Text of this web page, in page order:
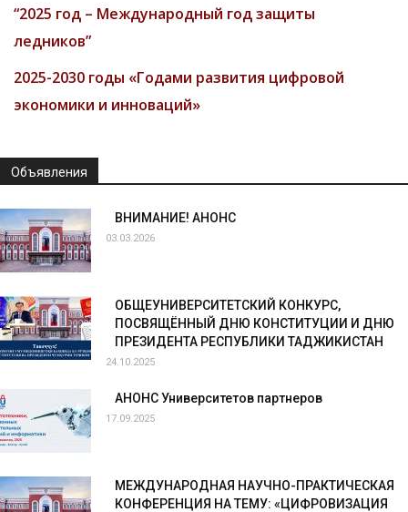
“2025 год – Международный год защиты
ледников”
2025-2030 годы «Годами развития цифровой
экономики и инноваций»
Объявления
ВНИМАНИЕ! АНОНС
03.03.2026
ОБЩЕУНИВЕРСИТЕТСКИЙ КОНКУРС,
ПОСВЯЩЁННЫЙ ДНЮ КОНСТИТУЦИИ И ДНЮ
ПРЕЗИДЕНТА РЕСПУБЛИКИ ТАДЖИКИСТАН
24.10.2025
АНОНС Университетов партнеров
17.09.2025
МЕЖДУНАРОДНАЯ НАУЧНО-ПРАКТИЧЕСКАЯ
КОНФЕРЕНЦИЯ НА ТЕМУ: «ЦИФРОВИЗАЦИЯ